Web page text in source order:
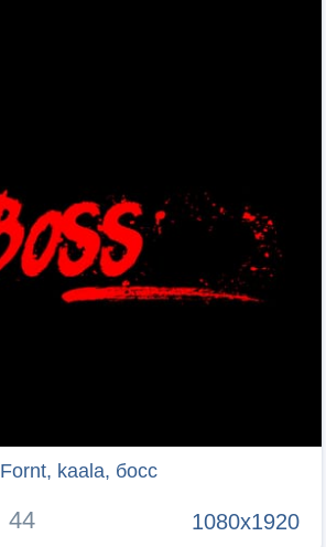
Fornt, kaala, босс
1080x1920
44